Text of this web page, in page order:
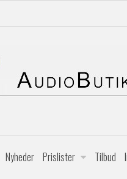
Nyheder Prislister Tilbud